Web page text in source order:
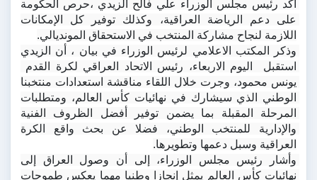
اللازمة لنجاح مشاركة المنتخب في الاستحقاق المونديالي.
العراقية وسبل دعمها وتطويرها.